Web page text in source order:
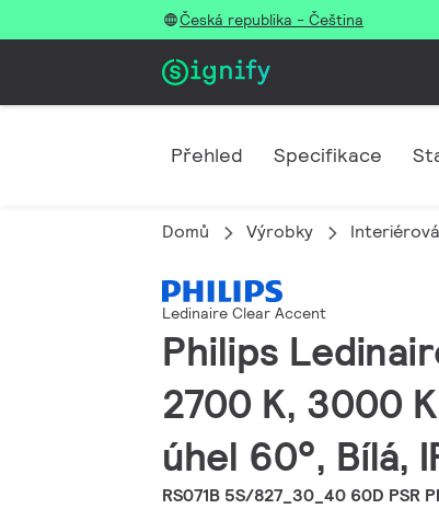
Česká republika - Čeština
Přehled Specifikace
Domů Výrobky
Ledinaire Clear Accent
Philips
2700 K, 3000
úhel 60°, Bílá,
RS071B 5S/827_30_40 60D PSR